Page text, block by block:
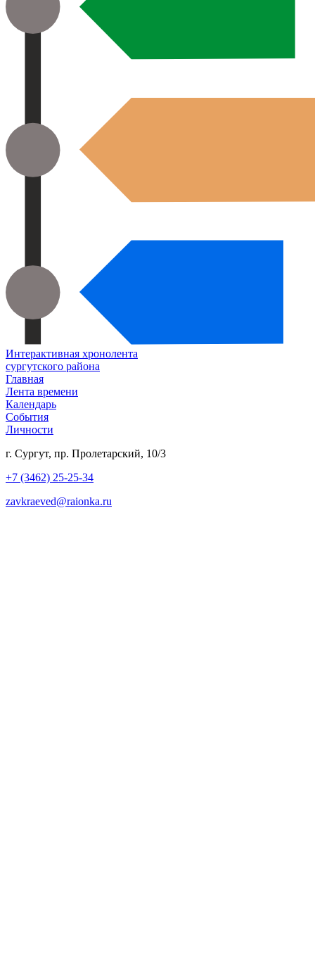
Интерактивная хронолента
сургутского района
Главная
Лента времени
Календарь
События
Личности
г. Сургут, пр. Пролетарский, 10/3
+7 (3462) 25-25-34
zavkraeved@raionka.ru